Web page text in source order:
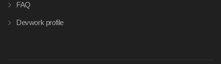
FAQ
Devwork profile